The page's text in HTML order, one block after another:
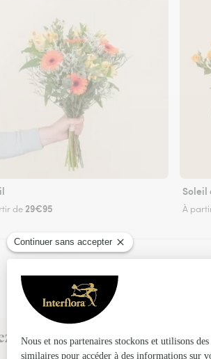
de 29€95
Soleil
À
un fleuriste Interflora à